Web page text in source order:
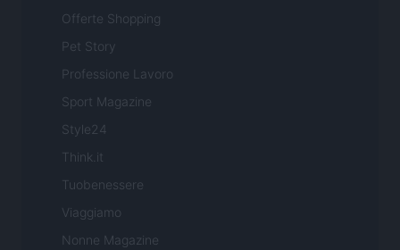
Offerte Shopping
Pet Story
Professione Lavoro
Sport Magazine
Style24
Think.it
Tuobenessere
Viaggiamo
Nonne Magazine